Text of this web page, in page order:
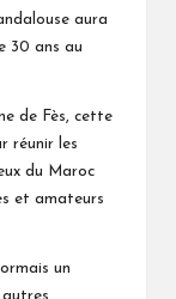
aura
30 ans au
de Fès, cette
réunir les
du Maroc
et amateurs
un